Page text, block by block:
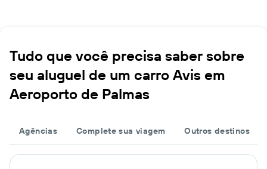
Tudo que você precisa saber sobre
seu aluguel de um carro Avis em
Aeroporto de Palmas
Agências Complete sua viagem Outros destinos